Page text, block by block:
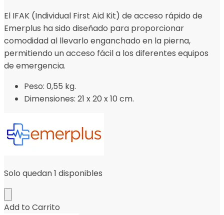
El IFAK (Individual First Aid Kit) de acceso rápido de
Emerplus ha sido diseñado para proporcionar
comodidad al llevarlo enganchado en la pierna,
permitiendo un acceso fácil a los diferentes equipos
de emergencia.
Peso: 0,55 kg.
Dimensiones: 21 x 20 x 10 cm.
Solo quedan 1 disponibles
Add to Carrito